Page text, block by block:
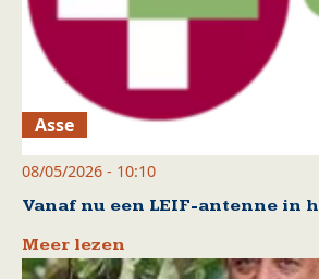
Asse
08/05/2026 - 10:10
Vanaf nu een LEIF-antenne in
Meer lezen